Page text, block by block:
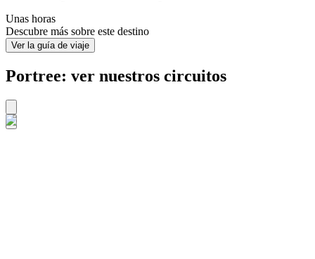
Unas horas
Descubre más sobre este destino
Ver la guía de viaje
Portree: ver nuestros circuitos